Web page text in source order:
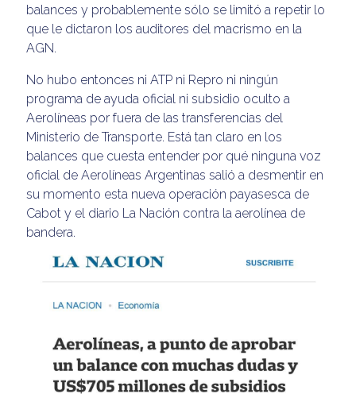
balances y probablemente sólo se limitó a repetir lo
que le dictaron los auditores del macrismo en la
AGN.
No hubo entonces ni ATP ni Repro ni ningún
programa de ayuda oficial ni subsidio oculto a
Aerolíneas por fuera de las transferencias del
Ministerio de Transporte. Está tan claro en los
balances que cuesta entender por qué ninguna voz
oficial de Aerolíneas Argentinas salió a desmentir en
su momento esta nueva operación payasesca de
Cabot y el diario La Nación contra la aerolínea de
bandera.